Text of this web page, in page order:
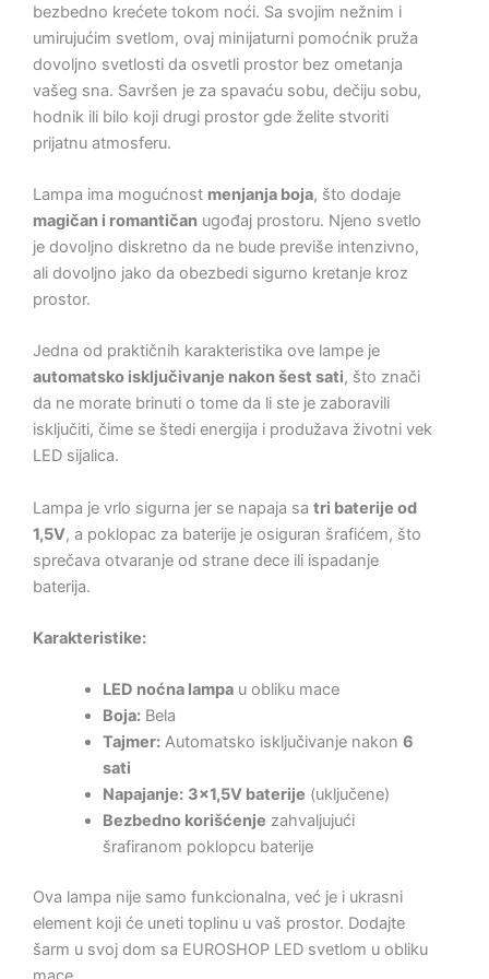
bezbedno krećete tokom noći. Sa svojim nežnim i
umirujućim svetlom, ovaj minijaturni pomoćnik pruža
dovoljno svetlosti da osvetli prostor bez ometanja
vašeg sna. Savršen je za spavaću sobu, dečiju sobu,
hodnik ili bilo koji drugi prostor gde želite stvoriti
prijatnu atmosferu.
Lampa ima mogućnost menjanja boja, što dodaje
magičan i romantičan ugođaj prostoru. Njeno svetlo
je dovoljno diskretno da ne bude previše intenzivno,
ali dovoljno jako da obezbedi sigurno kretanje kroz
prostor.
Jedna od praktičnih karakteristika ove lampe je
automatsko isključivanje nakon šest sati, što znači
da ne morate brinuti o tome da li ste je zaboravili
isključiti, čime se štedi energija i produžava životni vek
LED sijalica.
Lampa je vrlo sigurna jer se napaja sa tri baterije od
1,5V, a poklopac za baterije je osiguran šrafićem, što
sprečava otvaranje od strane dece ili ispadanje
baterija.
Karakteristike:
LED noćna lampau obliku mace
Boja:Bela
Tajmer:Automatsko isključivanje nakon 6
sati
Napajanje: 3×1,5V baterije (uključene)
Bezbedno korišćenje zahvaljujući
šrafiranom poklopcu baterije
Ova lampa nije samo funkcionalna, već je i ukrasni
element koji će uneti toplinu u vaš prostor. Dodajte
šarm u svoj dom sa EUROSHOP LED svetlom u obliku